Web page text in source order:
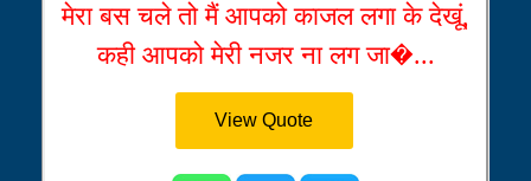
मेरा बस चले तो मैं आपको काजल लगा के देखूं,
कही आपको मेरी नजर ना लग जा�...
View Quote